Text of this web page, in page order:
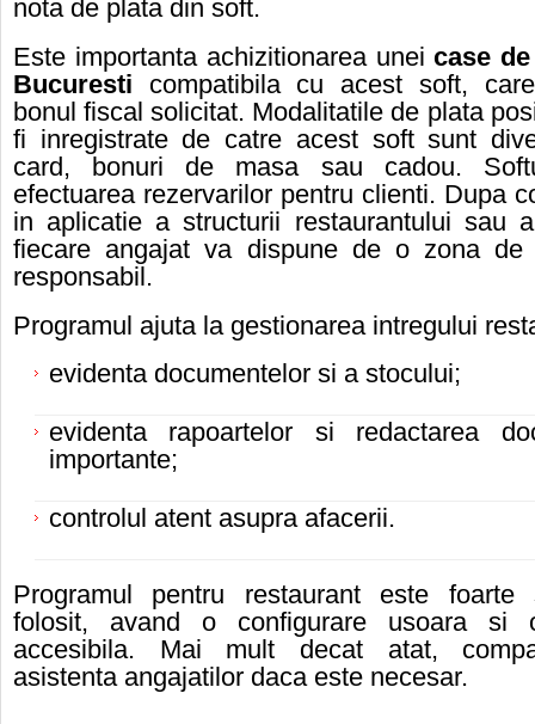
nota de plata din soft.
Este importanta achizitionarea uneicase
Bucuresti compatibila cu acest soft,
bonul fiscal solicitat. Modalitatile de plata
fi inregistrate de catre acest soft sunt
card, bonuri de masa sau cadou.
efectuarea rezervarilor pentru clienti. Dupa
in aplicatie a structurii restaurantului sau
fiecare angajat va dispune de o zona
responsabil.
Programul ajuta la gestionarea intregului
evidenta documentelor si a stocului;
evidenta rapoartelor si redactarea
importante;
controlul atent asupra afacerii.
Programul pentru restaurant este foarte
folosit, avand o configurare usoara si
accesibila. Mai mult decat atat,
asistenta angajatilor daca este necesar.